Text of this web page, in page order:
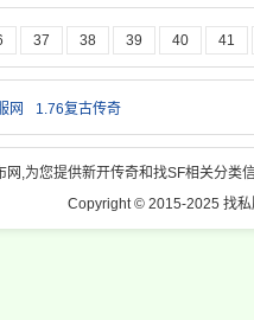
37 38 39 40 41
网 1.76复古传奇
,为您提供新开传奇和找SF相关分
Copyright © 2015-2025 找